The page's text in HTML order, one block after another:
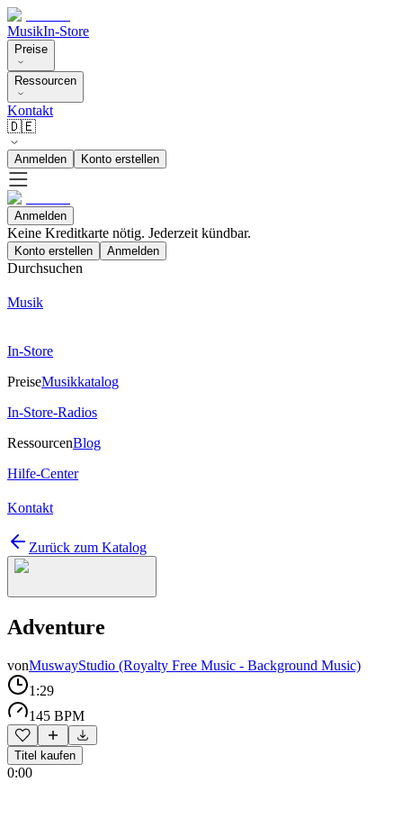
MusikIn-Store
Preise
Ressourcen
Kontakt
🇩🇪
Anmelden Konto erstellen
Anmelden
Keine Kreditkarte nötig. Jederzeit kündbar.
Konto erstellen Anmelden
Durchsuchen
Musik
In-Store
PreiseMusikkatalog
In-Store-Radios
RessourcenBlog
Hilfe-Center
Kontakt
Zurück zum Katalog
Adventure
vonMuswayStudio (Royalty Free Music - Background Music)
1:29
145 BPM
Titel kaufen
0:00